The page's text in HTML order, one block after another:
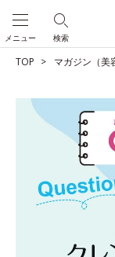
検索
メニュー
TOP マガジン（美